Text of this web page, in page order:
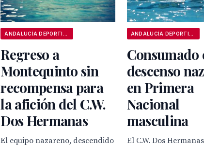
Regreso a
Montequinto sin
recompensa para
la afición del C.W.
Dos Hermanas
El equipo nazareno, descendido
Consumado
descenso
en Primera
Nacional
masculina
El C.W. Dos